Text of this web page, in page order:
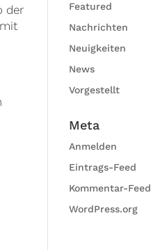
der
Featured
Nachrichten
Neuigkeiten
News
Vorgestellt
Meta
Anmelden
Eintrags-Feed
Kommentar-Feed
WordPress.org